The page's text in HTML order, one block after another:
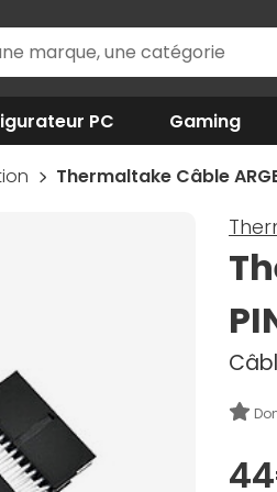
PC Gaming
Thermaltake Câble